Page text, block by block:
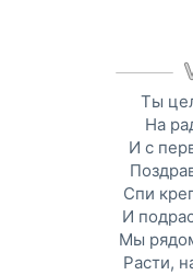
Ты
На
И с
Спи
И
Мы
Расти,